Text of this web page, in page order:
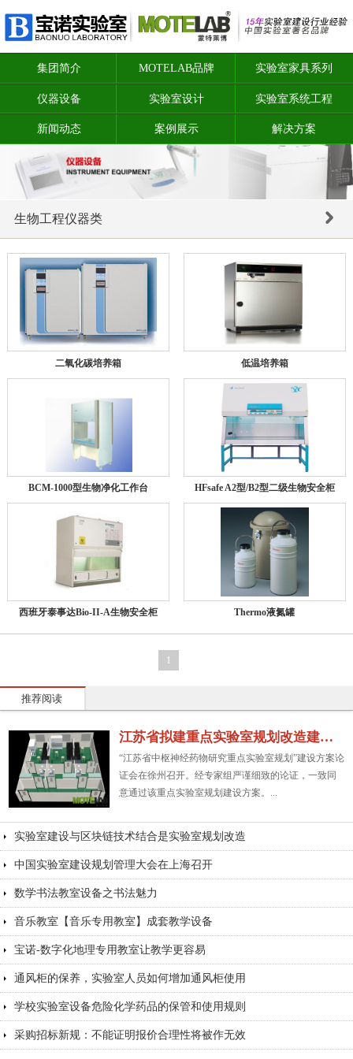
集团简介 MOTELAB品牌 实验室家具系列
仪器设备 实验室设计 实验室系统工程
新闻动态 案例展示 解决方案
生物工程仪器类
二氧化碳培养箱 低温培养箱
BCM-1000型生物净化工作台 HFsafe A2型/B2型二级生物安全柜
西班牙泰事达Bio-II-A生物安全柜 Thermo液氮罐
1
推荐阅读
江苏省拟建重点实验室规划改造建设方案
“江苏省中枢神经药物研究重点实验室规划”建设方案论
证会在徐州召开。经专家组严谨细致的论证，一致同
意通过该重点实验室规划建设方案。...
实验室建设与区块链技术结合是实验室规划改造
中国实验室建设规划管理大会在上海召开
数学书法教室设备之书法魅力
音乐教室【音乐专用教室】成套教学设备
宝诺-数字化地理专用教室让教学更容易
通风柜的保养，实验室人员如何增加通风柜使用
学校实验室设备危险化学药品的保管和使用规则
采购招标新规：不能证明报价合理性将被作无效